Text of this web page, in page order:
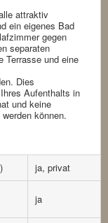
attraktiv
ein eigenes Bad
gegen
separaten
Terrasse und eine
Dies
Aufenthalts in
und keine
können.
ja, privat
ja